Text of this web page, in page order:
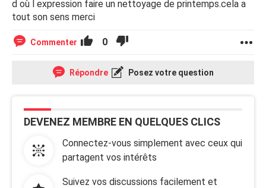
d où l expression faire un nettoyage de printemps.cela a
tout son sens merci
Commenter 0
Répondre Posez votre question
DEVENEZ MEMBRE EN QUELQUES CLICS
Connectez-vous simplement avec ceux qui
partagent vos intérêts
Suivez vos discussions facilement et